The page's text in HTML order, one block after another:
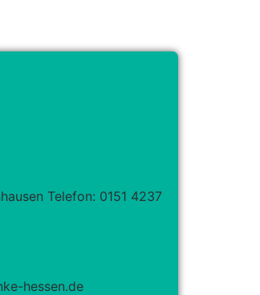
Telefon: 0151 4237
hessen.de